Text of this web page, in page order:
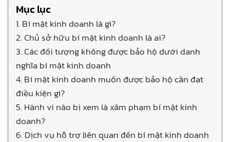
Mục lục
1. Bí mật kinh doanh là gì?
2. Chủ sở hữu bí mật kinh doanh là ai?
3. Các đối tượng không được bảo hộ dưới danh
nghĩa bí mật kinh doanh
4. Bí mật kinh doanh muốn được bảo hộ cần đạt
điều kiện gì?
5. Hành vi nào bị xem là xâm phạm bí mật kinh
doanh?
6. Dịch vụ hỗ trợ liên quan đến bí mật kinh doanh